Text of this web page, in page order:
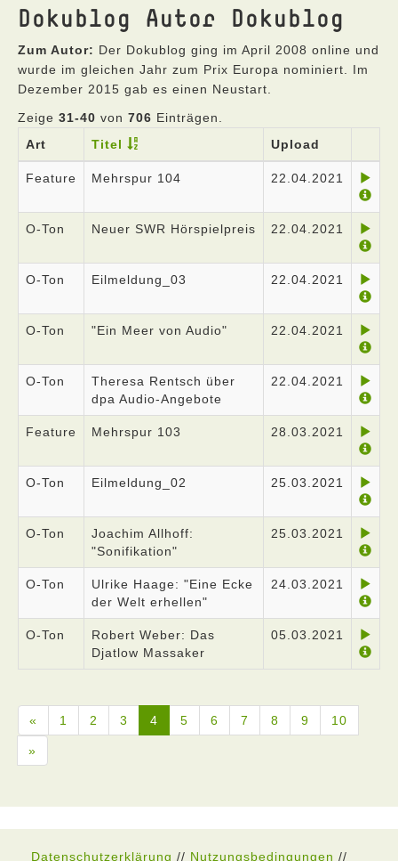
Dokublog Autor Dokublog
Zum Autor: Der Dokublog ging im April 2008 online und
wurde im gleichen Jahr zum Prix Europa nominiert. Im
Dezember 2015 gab es einen Neustart.
Zeige 31-40 von 706 Einträgen.
Art
Titel Upload
Feature Mehrspur 104 22.04.2021
O-Ton Neuer SWR Hörspielpreis 22.04.2021
O-Ton Eilmeldung_03 22.04.2021
O-Ton "Ein Meer von Audio" 22.04.2021
O-Ton
Theresa Rentsch über
dpa Audio-Angebote
22.04.2021
Feature Mehrspur 103 28.03.2021
O-Ton Eilmeldung_02 25.03.2021
O-Ton
Joachim Allhoff:
"Sonifikation"
25.03.2021
O-Ton
Ulrike Haage: "Eine Ecke
der Welt erhellen"
24.03.2021
O-Ton
Robert Weber: Das
Djatlow Massaker
05.03.2021
« 1 2 3 4 5 6 7 8 9 10
»
Datenschutzerklärung // Nutzungsbedingungen //